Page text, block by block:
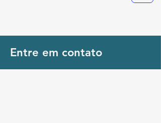
Entre em contato